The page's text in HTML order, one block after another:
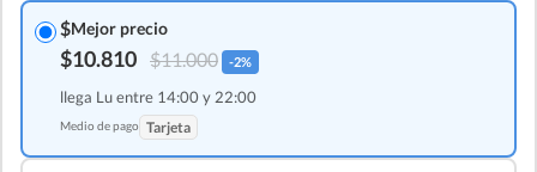
$Mejor precio
$10.810 $11.000 -2%
llega Lu entre 14:00 y 22:00
Medio de pago Tarjeta